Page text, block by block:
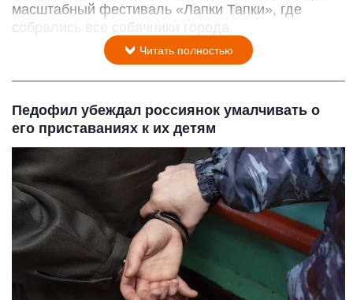
масштабный фестиваль «Лапки Тапки», где
собрались все собачники города.
Читать полностью
Педофил убеждал россиянок умалчивать о
его приставаниях к их детям